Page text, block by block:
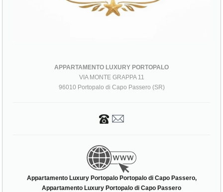
APPARTAMENTO LUXURY PORTOPALO
VIA MONTE GRAPPA 11
96010 Portopalo di Capo Passero (SR)
Appartamento Luxury Portopalo Portopalo di Capo Passero,
Appartamento Luxury Portopalo di Capo Passero